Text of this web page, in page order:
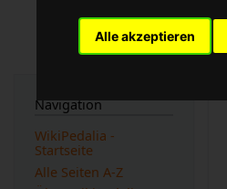
Alle akzeptieren
Navigation
WikiPedalia -
Startseite
Alle Seiten A-Z